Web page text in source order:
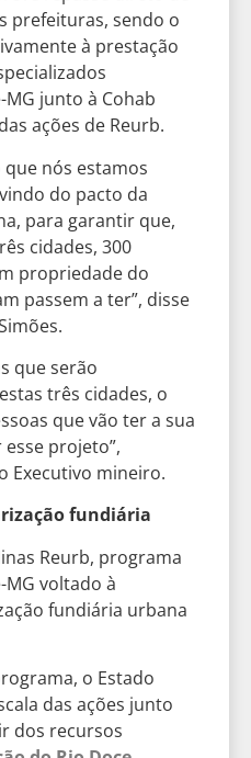
prefeituras, sendo o
à prestação
junto à Cohab
ações de Reurb.
que nós estamos
do pacto da
para garantir que,
cidades, 300
propriedade do
passem a ter”, disse
que serão
três cidades, o
que vão ter a sua
projeto”,
Executivo mineiro.
fundiária
Reurb, programa
voltado à
fundiária urbana
o Estado
das ações junto
dos recursos